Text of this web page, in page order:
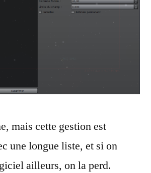
mais cette gestion est
une longue liste, et si on
ailleurs, on la perd.